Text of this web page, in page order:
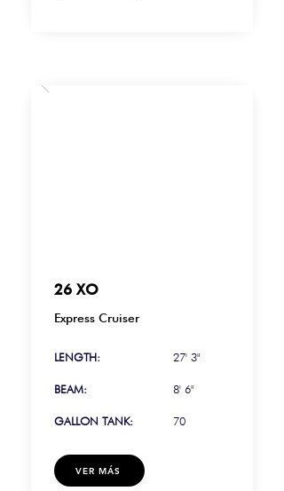
26 XO
Express Cruiser
LENGTH:
BEAM:
GALLON TANK:
27' 3"
8' 6"
70
VER MÁS